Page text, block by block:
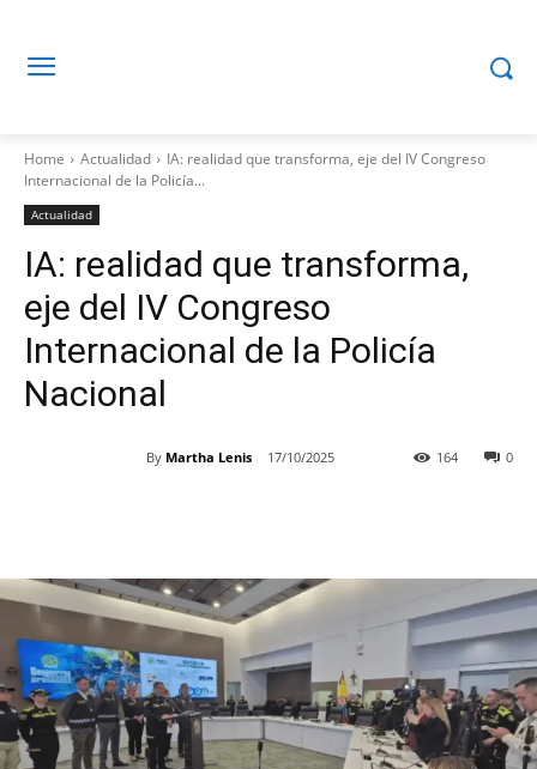
Home Actualidad
IA: realidad que transforma, eje del IV Congreso
Internacional de la Policía...
Actualidad
IA: realidad que transforma,
eje del IV Congreso
Internacional de la Policía
Nacional
By Martha Lenis 17/10/2025 0
164